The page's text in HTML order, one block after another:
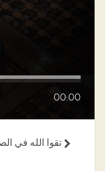
00:00
تقوا الله في